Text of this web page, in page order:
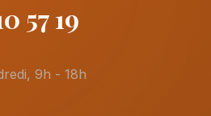
57 19
9h - 18h